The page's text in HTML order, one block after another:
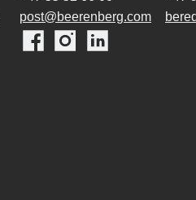
post@beerenberg.com